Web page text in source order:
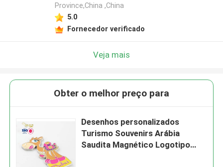
Province,China ,China
5.0
Fornecedor verificado
Veja mais
Obter o melhor preço para
Desenhos personalizados
Turismo Souvenirs Arábia
Saudita Magnético Logotipo